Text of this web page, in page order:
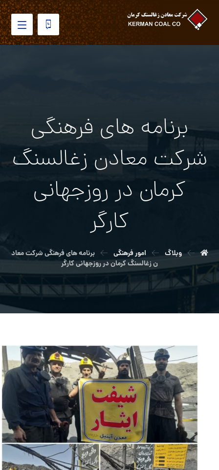
برنامه هاي فرهنگي
شركت معادن زغالسنگ
كرمان در روزجهاني
كارگر
وبلاگ امور فرهنگی
برنامه هاي فرهنگي شركت معاد
ن زغالسنگ كرمان در روزجهاني كارگر